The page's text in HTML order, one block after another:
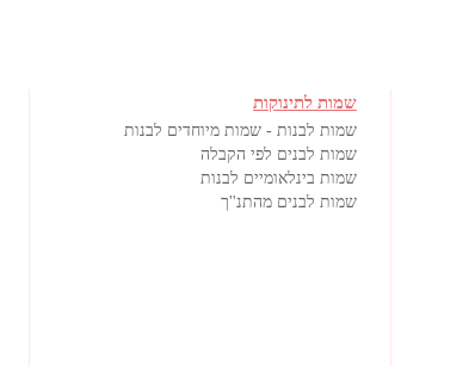
שמות לתינוקות
שמות לבנות - שמות מיוחדים לבנות
שמות לבנים לפי הקבלה
שמות בינלאומיים לבנות
שמות לבנים מהתנ''ך